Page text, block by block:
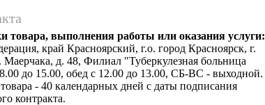
товара, выполнения работы или оказания услуги:
край Красноярский, г.о. город Красноярск, г.
Маерчака, д. 48, Филиал "Туберкулезная больница
до 15.00, обед с 12.00 до 13.00, СБ-ВС - выходной.
- 40 календарных дней с даты подписания
контракта.